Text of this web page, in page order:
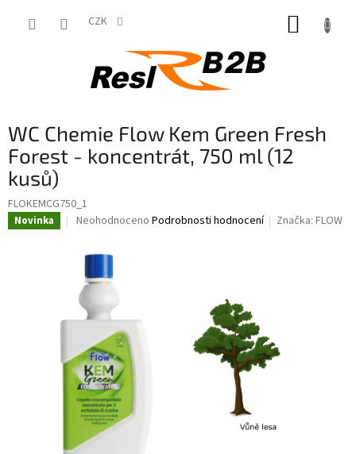
CZK
WC Chemie Flow Kem Green Fresh
Forest - koncentrát, 750 ml (12
kusů)
FLOKEMCG750_1
Novinka
Průměrné
0,0
z
5
hvězdiček.
Neohodnoceno Podrobnosti hodnocení Značka:FLOW